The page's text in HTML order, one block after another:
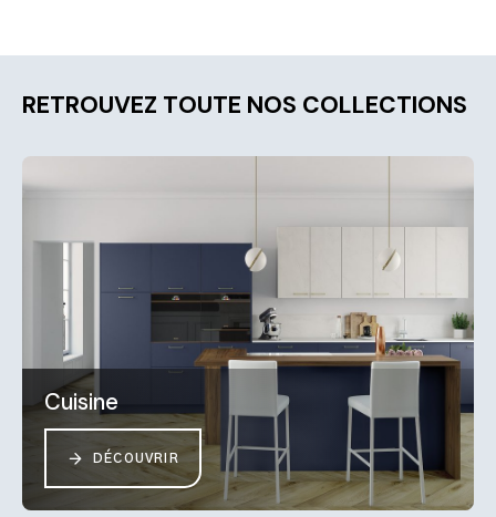
RETROUVEZ TOUTE NOS COLLECTIONS
Cuisine
DÉCOUVRIR